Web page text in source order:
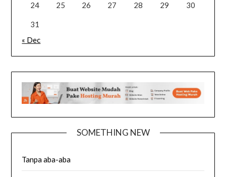
24 25 26 27 28 29 30
31
« Dec
SOMETHING NEW
Tanpa aba-aba